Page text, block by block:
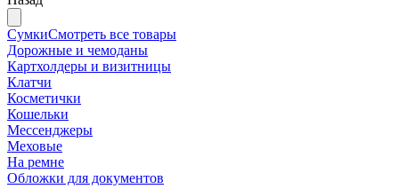
СумкиСмотреть все товары
Дорожные и чемоданы
Картхолдеры и визитницы
Клатчи
Косметички
Кошельки
Мессенджеры
Меховые
На ремне
Обложки для документов